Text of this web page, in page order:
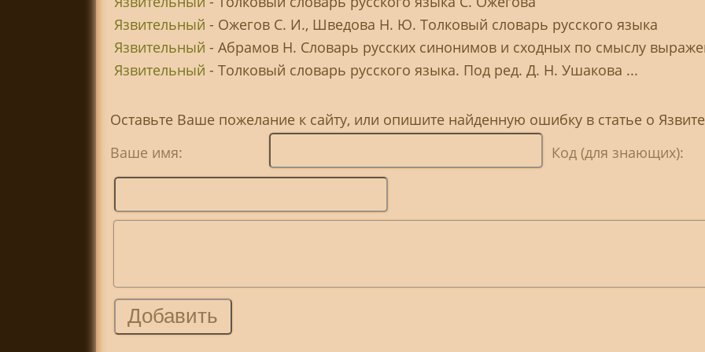
Язвительный - Ожегов С. И., Шведова Н. Ю. Толковый словарь русского языка
Язвительный - Абрамов Н. Словарь русских синонимов и сходных по смыслу
Язвительный - Толковый словарь русского языка. Под ред. Д. Н. Ушакова ...
Оставьте Ваше пожелание к сайту, или опишите найденную ошибку в статье о
Ваше имя:
Код (для знающих):